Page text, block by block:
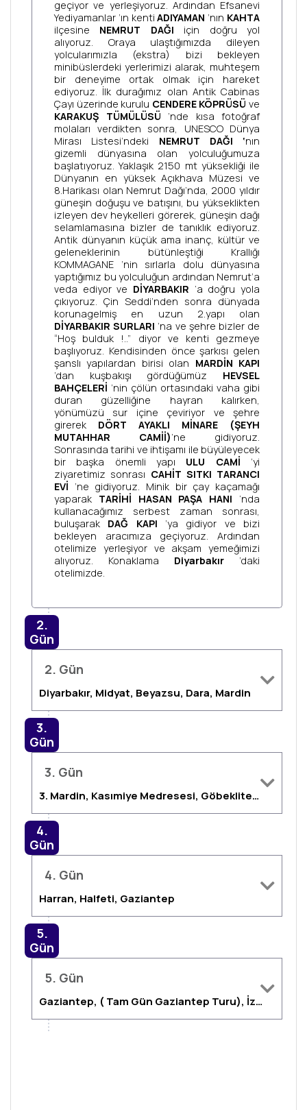
geçiyor ve yerleşiyoruz. Ardından Efsanevi
Yediyamanlar ’ın kentiADIYAMAN ’nın KAHTA
ilçesine NEMRUT DAĞI için doğru yol
alıyoruz. Oraya ulaştığımızda dileyen
yolcularımızla (ekstra) bizi bekleyen
minibüslerdeki yerlerimizi alarak, muhteşem
bir deneyime ortak olmak için hareket
ediyoruz. İlk durağımız olan Antik Cabinas
Çayı üzerinde kurulu CENDERE KÖPRÜSÜ ve
KARAKUŞ TÜMÜLÜSÜ ’nde kısa fotoğraf
molaları verdikten sonra, UNESCO Dünya
Mirası Listesi’ndeki NEMRUT DAĞI ‘nın
gizemli dünyasına olan yolculuğumuza
başlatıyoruz. Yaklaşık 2150 mt yüksekliği ile
Dünyanın en yüksek Açıkhava Müzesi ve
8.Harikası olan Nemrut Dağı’nda, 2000 yıldır
güneşin doğuşu ve batışını, bu yükseklikten
izleyen dev heykelleri görerek, güneşin dağı
selamlamasına bizler de tanıklık ediyoruz.
Antik dünyanın küçük ama inanç, kültür ve
geleneklerinin bütünleştiği Krallığı
KOMMAGANE ’nin sırlarla dolu dünyasına
yaptığımız bu yolculuğun ardından Nemrut’a
veda ediyor ve DİYARBAKIR ‘a doğru yola
çıkıyoruz. Çin Seddi’nden sonra dünyada
korunagelmiş en uzun 2.yapı olan
DİYARBAKIR SURLARI ’na ve şehre bizler de
“Hoş bulduk !..” diyor ve kenti gezmeye
başlıyoruz. Kendisinden önce şarkısı gelen
şanslı yapılardan birisi olan MARDİN KAPI
’dan kuşbakışı gördüğümüz HEVSEL
BAHÇELERİ ’nin çölün ortasındaki vaha gibi
duran güzelliğine hayran kalırken,
yönümüzü sur içine çeviriyor ve şehre
girerek DÖRT AYAKLI MİNARE (ŞEYH
MUTAHHAR CAMİİ)’ne gidiyoruz.
Sonrasında tarihi ve ihtişamı ile büyüleyecek
bir başka önemli yapı ULU CAMİ ’yi
ziyaretimiz sonrası CAHİT SITKI TARANCI
EVİ ’ne gidiyoruz. Minik bir çay kaçamağı
yaparak TARİHİ HASAN PAŞA HANI ‘nda
kullanacağımız serbest zaman sonrası,
buluşarak DAĞ KAPI ’ya gidiyor ve bizi
bekleyen aracımıza geçiyoruz. Ardından
otelimize yerleşiyor ve akşam yemeğimizi
alıyoruz. Konaklama Diyarbakır ’daki
otelimizde.
2.
Gün
2. Gün
Diyarbakır, Midyat, Beyazsu, Dara, Mardin
3.
Gün
3. Gün
3. Mardin, Kasımiye Medresesi, Göbeklitepe, Şanlıurfa, Balıklıgöl, Sıra Gecesi
4.
Gün
4. Gün
Harran, Halfeti, Gaziantep
5.
Gün
5. Gün
Gaziantep, ( Tam Gün Gaziantep Turu), İzmir